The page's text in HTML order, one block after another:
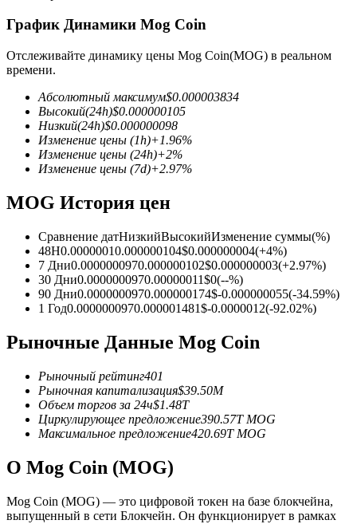
TradFi
Деривативы на акции, форекс, драгоценные металлы и
сырьевые товары
USDC фьючерсы
обеспечения
Копирование торговли
График Динамики Mog Coin
Отслеживайте динамику цены Mog Coin(MOG) в реальном
времени.
Абсолютный максимум$0.000003834
Высокий(24h)$0.000000105
Низкий(24h)$0.000000098
Изменение цены (1h)+1.96%
Изменение цены (24h)+2%
Изменение цены (7d)+2.97%
MOG История цен
Сравнение датНизкийВысокийИзменение суммы(%)
48H0.00000010.000000104$0.000000004(+4%)
7 Дни0.0000000970.000000102$0.000000003(+2.97%)
30 Дни0.0000000970.00000011$0(--%)
90 Дни0.0000000970.000000174$-0.000000055(-34.59%)
1 Год0.0000000970.000001481$-0.0000012(-92.02%)
Рыночные Данные Mog Coin
Рыночный рейтинг401
Рыночная капитализация$39.50M
Объем торгов за 24ч$1.48T
Циркулирующее предложение390.57T MOG
Максимальное предложение420.69T MOG
О Mog Coin (MOG)
Mog Coin (MOG) — это цифровой токен на базе блокчейна,
выпущенный в сети Блокчейн. Он функционирует в рамках